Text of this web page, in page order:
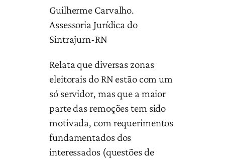
Guilherme Carvalho.
Assessoria Jurídica do
Sintrajurn-RN
Relata que diversas zonas
eleitorais do RN estão com um
só servidor, mas que a maior
parte das remoções tem sido
motivada, com requerimentos
fundamentados dos
interessados (questões de